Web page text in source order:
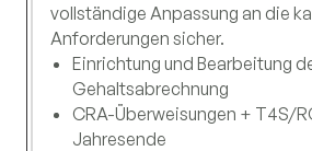
vollständige Anpassung an die
Anforderungen sicher.
Einrichtung und Bearbeitung
Gehaltsabrechnung
CRA-Überweisungen + T4S/
Jahresende